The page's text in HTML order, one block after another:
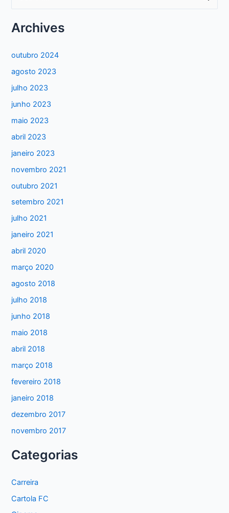
q
a
r
p
o
r
:
Archives
outubro 2024
agosto 2023
julho 2023
junho 2023
maio 2023
abril 2023
janeiro 2023
novembro 2021
outubro 2021
setembro 2021
julho 2021
janeiro 2021
abril 2020
março 2020
agosto 2018
julho 2018
junho 2018
maio 2018
abril 2018
março 2018
fevereiro 2018
janeiro 2018
dezembro 2017
novembro 2017
Categorias
Carreira
Cartola FC